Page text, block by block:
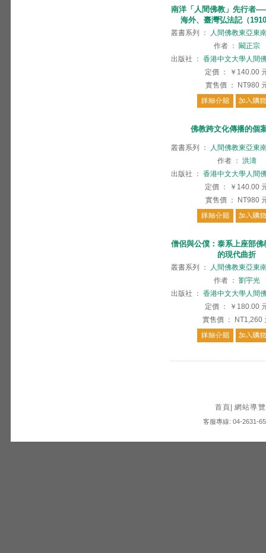
南洋「人間佛教」先行者
海外、臺灣弘法記（
叢書系列 ：
人間佛教東亞東
作者 ：
闞正宗
出版社
： 香港中文大學人間
定價 ： ￥140.00
實售價 ： NT980
佛教跨文化傳播的個
叢書系列 ：
人間佛教東亞東
作者 ： 洪濤
出版社
： 香港中文大學人間
定價 ： ￥140.00
實售價 ： NT980
僧侶與公僕：泰系上座部
的現代曲折
叢書系列 ：
人間佛教東亞東
作者 ： 劉宇光
出版社
： 香港中文大學人間
定價 ： ￥180.00
實售價 ： NT1,260
首頁 網站導覽
客服專線: 04-2631-